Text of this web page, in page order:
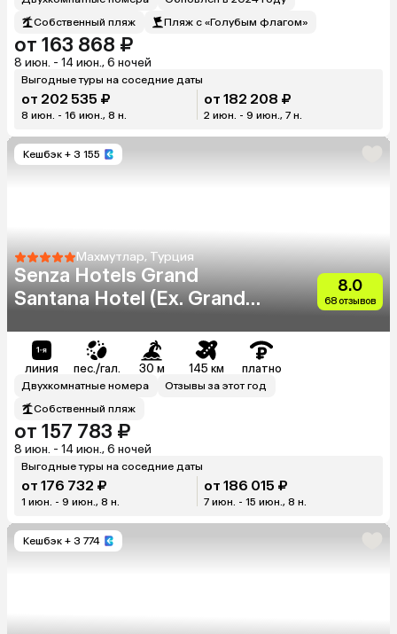
Собственный пляж
Пляж с «Голубым флагом»
от 163 868 ₽
8 июн. - 14 июн., 6 ночей
Выгодные туры на соседние даты
от 202 535 ₽
8 июн. - 16 июн., 8 н.
от 182 208 ₽
2 июн. - 9 июн., 7 н.
Кешбэк + 3 155
Махмутлар, Турция
Senza Hotels Grand
Santana Hotel (Ex. Grand
8.0
68 отзывов
линия пес./гал. 30 м 145 км платно
Двухкомнатные номера
Отзывы за этот год
Собственный пляж
от 157 783 ₽
8 июн. - 14 июн., 6 ночей
Выгодные туры на соседние даты
от 176 732 ₽
1 июн. - 9 июн., 8 н.
от 186 015 ₽
7 июн. - 15 июн., 8 н.
Кешбэк + 3 774